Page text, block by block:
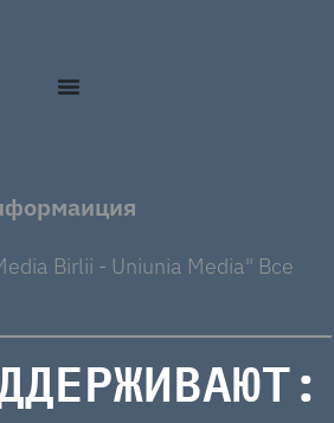
Birlii - Uniunia Media" Все